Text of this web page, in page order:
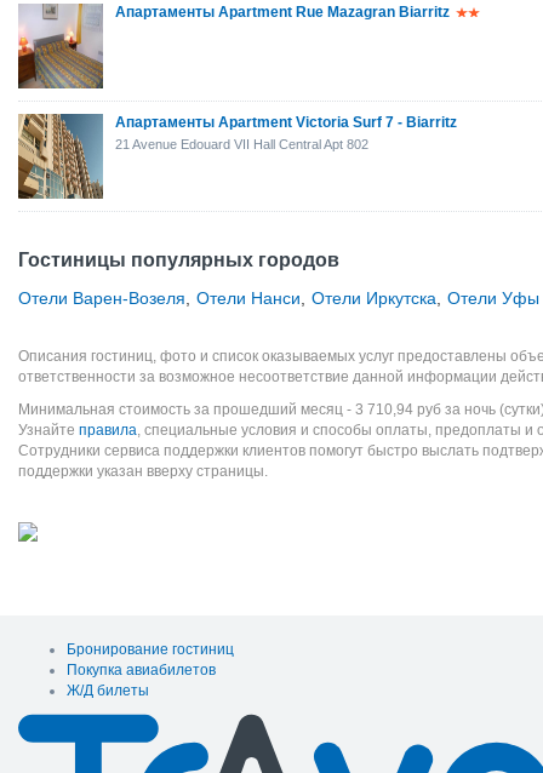
Апартаменты Apartment Rue Mazagran Biarritz
Апартаменты Apartment Victoria Surf 7 - Biarritz
21 Avenue Edouard VII Hall Central Apt 802
Гостиницы популярных городов
Отели Варен-Возеля Отели Нанси Отели Иркутска Отели Уфы
Описания гостиниц, фото и список оказываемых услуг предоставлены
ответственности за возможное несоответствие данной информации
Минимальная стоимость за прошедший месяц - 3 710,94 руб за ночь
Узнайте правила, специальные условия и способы оплаты, предоплаты и
Сотрудники сервиса поддержки клиентов помогут быстро выслать
поддержки указан вверху страницы.
Бронирование гостиниц
Покупка авиабилетов
Ж/Д билеты